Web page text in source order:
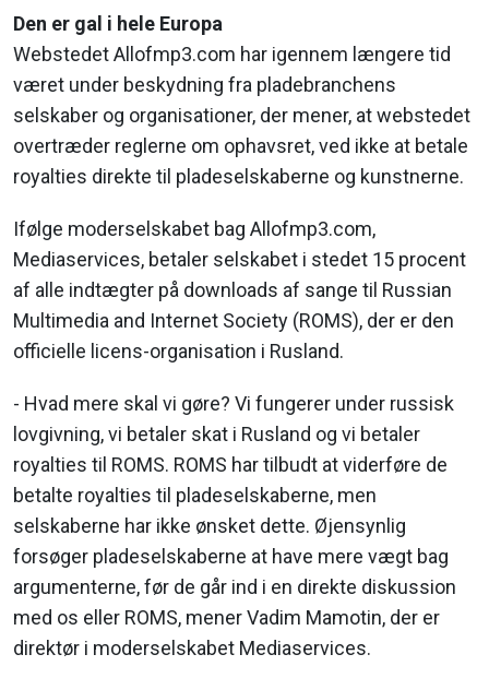
Den er gal i hele Europa
Webstedet Allofmp3.com har igennem længere tid
været under beskydning fra pladebranchens
selskaber og organisationer, der mener, at webstedet
overtræder reglerne om ophavsret, ved ikke at betale
royalties direkte til pladeselskaberne og kunstnerne.
Ifølge moderselskabet bag Allofmp3.com,
Mediaservices, betaler selskabet i stedet 15 procent
af alle indtægter på downloads af sange til Russian
Multimedia and Internet Society (ROMS), der er den
officielle licens-organisation i Rusland.
- Hvad mere skal vi gøre? Vi fungerer under russisk
lovgivning, vi betaler skat i Rusland og vi betaler
royalties til ROMS. ROMS har tilbudt at viderføre de
betalte royalties til pladeselskaberne, men
selskaberne har ikke ønsket dette. Øjensynlig
forsøger pladeselskaberne at have mere vægt bag
argumenterne, før de går ind i en direkte diskussion
med os eller ROMS, mener Vadim Mamotin, der er
direktør i moderselskabet Mediaservices.